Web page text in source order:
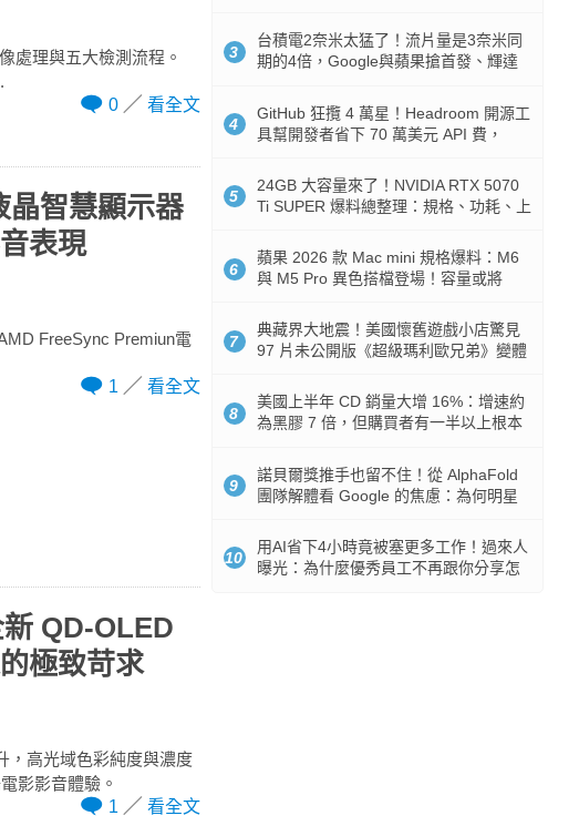
處理與五大檢測流程。
0
看全文
智慧顯示器
表現
FreeSync Premiun電
1
看全文
QD-OLED
極致苛求
，高光域色彩純度與濃度
影影音體驗。
1
看全文
3
台積電2奈米太猛了！流片量是3奈米同
期的4倍，Google與蘋果搶首發、輝達
4
GitHub 狂攬 4 萬星！Headroom 開源工
具幫開發者省下 70 萬美元 API 費，
5
24GB 大容量來了！NVIDIA RTX 5070
Ti SUPER 爆料總整理：規格、功耗、上
6
蘋果 2026 款 Mac mini 規格爆料：M6
與 M5 Pro 異色搭檔登場！容量或將
7
典藏界大地震！美國懷舊遊戲小店驚見
97 片未公開版《超級瑪利歐兄弟》變體
8
美國上半年 CD 銷量大增 16%：增速約
為黑膠 7 倍，但購買者有一半以上根本
9
諾貝爾獎推手也留不住！從 AlphaFold
團隊解體看 Google 的焦慮：為何明星
10
用AI省下4小時竟被塞更多工作！過來人
曝光：為什麼優秀員工不再跟你分享怎